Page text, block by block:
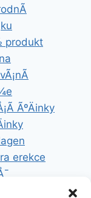
produkt
ÃºÄinky
erekce
na hubnutÃ­